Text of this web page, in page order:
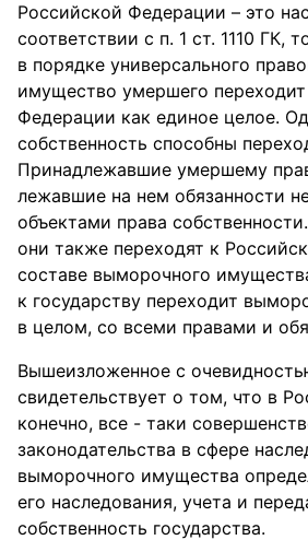
Российской Федерации – это
соответствии с п. 1 ст. 1110 ГК,
в порядке универсального
имущество умершего
Федерации как единое целое.
собственность способны
Принадлежавшие умершему
лежавшие на нем обязанности
объектами права
они также переходят к
составе выморочного
к государству переходит
в целом, со всеми правами и
Вышеизложенное с
свидетельствует о том, что в
конечно, все - таки
законодательства в сфере
выморочного имущества
его наследования, учета и
собственность государства.